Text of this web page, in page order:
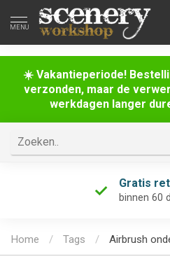
☀️ Vakantieperiode!
verzonden, maar de
werkdagen langer
MENU
Gratis
binnen 60
Home / Tags / Airbrush